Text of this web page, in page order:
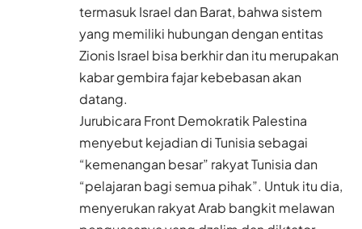
termasuk Israel dan Barat, bahwa sistem
yang memiliki hubungan dengan entitas
Zionis Israel bisa berkhir dan itu merupakan
kabar gembira fajar kebebasan akan
datang.
Jurubicara Front Demokratik Palestina
menyebut kejadian di Tunisia sebagai
“kemenangan besar” rakyat Tunisia dan
“pelajaran bagi semua pihak”. Untuk itu dia,
menyerukan rakyat Arab bangkit melawan